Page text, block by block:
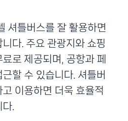
셔틀버스를 잘 활용하면
다. 주요 관광지와 쇼핑
로 제공되며, 공항과 페
할 수 있습니다. 셔틀버
이용하면 더욱 효율적
다.